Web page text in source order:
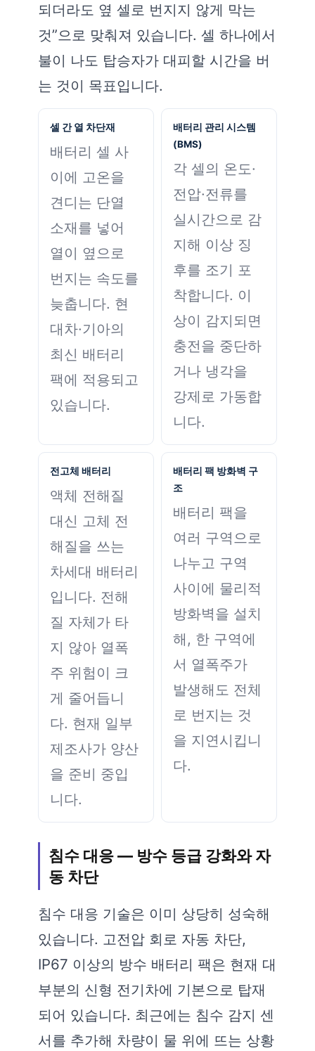
되더라도 옆 셀로 번지지 않게 막는
것”으로 맞춰져 있습니다. 셀 하나에서
불이 나도 탑승자가 대피할 시간을 버
는 것이 목표입니다.
셀 간 열 차단재
배터리 셀 사
이에 고온을
견디는 단열
소재를 넣어
열이 옆으로
번지는 속도를
늦춥니다. 현
대차·기아의
최신 배터리
팩에 적용되고
있습니다.
배터리 관리 시스템
(BMS)
각 셀의 온도·
전압·전류를
실시간으로 감
지해 이상 징
후를 조기 포
착합니다. 이
상이 감지되면
충전을 중단하
거나 냉각을
강제로 가동합
니다.
전고체 배터리
액체 전해질
대신 고체 전
해질을 쓰는
차세대 배터리
입니다. 전해
질 자체가 타
지 않아 열폭
주 위험이 크
게 줄어듭니
다. 현재 일부
제조사가 양산
을 준비 중입
니다.
배터리 팩 방화벽 구
조
배터리 팩을
여러 구역으로
나누고 구역
사이에 물리적
방화벽을 설치
해, 한 구역에
서 열폭주가
발생해도 전체
로 번지는 것
을 지연시킵니
다.
침수 대응 — 방수 등급 강화와 자
동 차단
침수 대응 기술은 이미 상당히 성숙해
있습니다. 고전압 회로 자동 차단,
IP67 이상의 방수 배터리 팩은 현재 대
부분의 신형 전기차에 기본으로 탑재
되어 있습니다. 최근에는 침수 감지 센
서를 추가해 차량이 물 위에 뜨는 상황